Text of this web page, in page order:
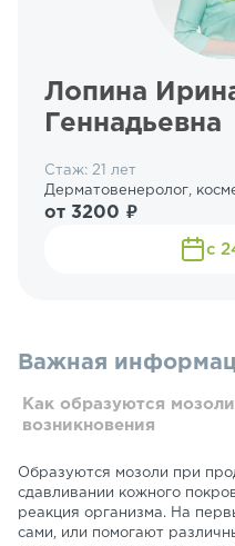
Лопина
Геннадьевна
Стаж: 21 лет
Дерматовенеролог,
от 3200 ₽
с
Важная
Как образуются
возникновения
Образуются мозоли при
сдавливании кожного
реакция организма. На
сами, или помогают